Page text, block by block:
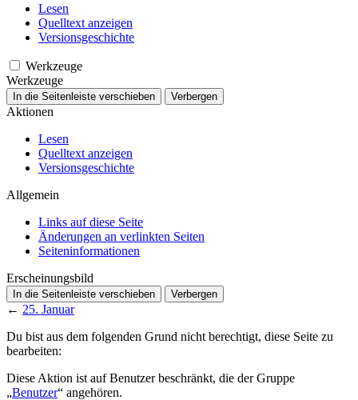
Lesen
Quelltext anzeigen
Versionsgeschichte
Werkzeuge
Werkzeuge
In die Seitenleiste verschieben Verbergen
Aktionen
Lesen
Quelltext anzeigen
Versionsgeschichte
Allgemein
Links auf diese Seite
Änderungen an verlinkten Seiten
Seiten­­informationen
Erscheinungsbild
In die Seitenleiste verschieben Verbergen
← 25. Januar
Du bist aus dem folgenden Grund nicht berechtigt, diese Seite zu
bearbeiten:
Diese Aktion ist auf Benutzer beschränkt, die der Gruppe
„Benutzer“ angehören.